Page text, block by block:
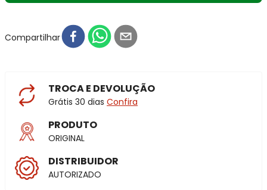
Compartilhar
TROCA E DEVOLUÇÃO
Grátis 30 dias Confira
PRODUTO
ORIGINAL
DISTRIBUIDOR
AUTORIZADO